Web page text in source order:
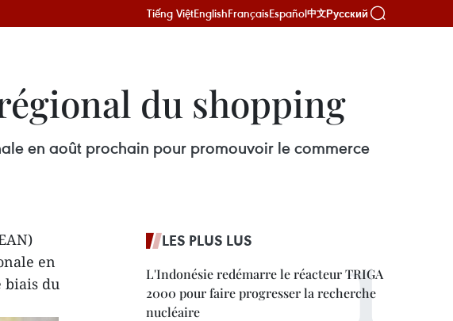
Tiếng ViệtEnglishFrançaisEspañol中文Русский
du shopping
en août prochain pour promouvoir le commerce
en
biais du
LES PLUS LUS
L'Indonésie redémarre le réacteur TRIGA
2000 pour faire progresser la recherche
nucléaire